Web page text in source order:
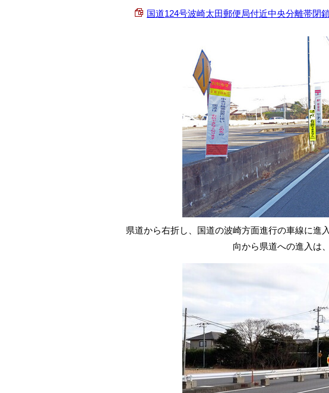
国道124号波崎太田郵便局付近中央分離帯閉
県道から右折し、国道の波崎方面進行の車線に進
向から県道への進入は